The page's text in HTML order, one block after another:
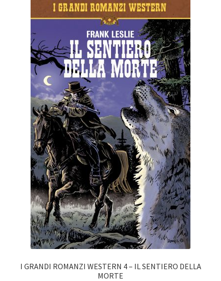
I GRANDI ROMANZI WESTERN 4 – IL SENTIERO DELLA
MORTE